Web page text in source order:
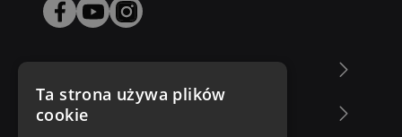
Zakupy u nas
Ta strona używa plików
cookie